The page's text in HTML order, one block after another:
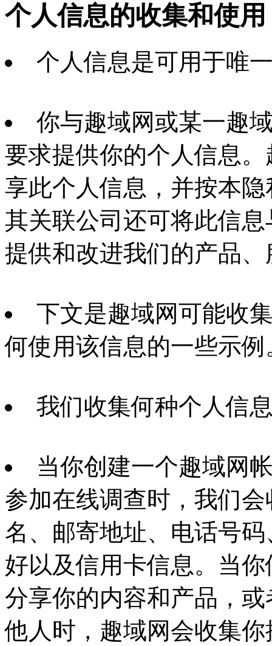
个人信息的收集和使用
个人信息是可用于唯
你与趣域网或某一趣
要求提供你的个人信息
享此个人信息，并按本
其关联公司还可将此信
提供和改进我们的产品
下文是趣域网可能收
何使用该信息的一些示例
我们收集何种个人信
当你创建一个趣域网
参加在线调查时，我们
名、邮寄地址、电话号
好以及信用卡信息。当
分享你的内容和产品，
他人时，趣域网会收集